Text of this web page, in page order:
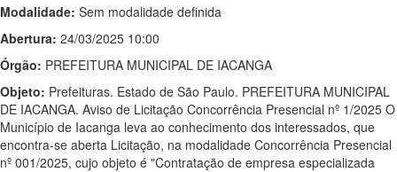
Modalidade: Sem modalidade definida
Abertura: 24/03/2025 10:00
Órgão: PREFEITURA MUNICIPAL DE IACANGA
Objeto: Prefeituras. Estado de São Paulo. PREFEITURA MUNICIPAL
DE IACANGA. Aviso de Licitação Concorrência Presencial nº 1/2025 O
Município de Iacanga leva ao conhecimento dos interessados, que
encontra-se aberta Licitação, na modalidade Concorrência Presencial
nº 001/2025, cujo objeto é "Contratação de empresa especializada